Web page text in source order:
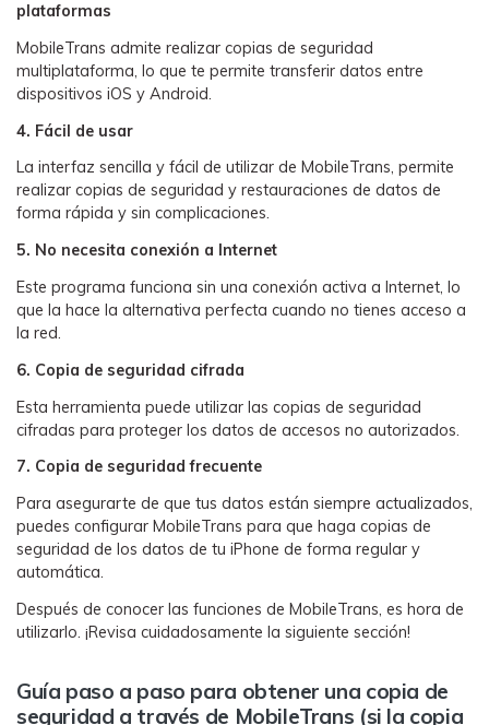
plataformas󠀲󠀡󠀠󠀥󠀩󠀧󠀤󠀢󠀩󠀳
MobileTrans admite realizar copias de seguridad
multiplataforma, lo que te permite transferir datos entre
dispositivos iOS y Android.󠀲󠀡󠀠󠀥󠀩󠀧󠀤󠀣󠀠󠀳
󠀰4. Fácil de usar󠀲󠀡󠀠󠀥󠀩󠀧󠀤󠀣󠀡󠀳
󠀰La interfaz sencilla y fácil de utilizar de MobileTrans, permite
realizar copias de seguridad y restauraciones de datos de
forma rápida y sin complicaciones.󠀲󠀡󠀠󠀥󠀩󠀧󠀤󠀣󠀢󠀳
󠀰5. No necesita conexión a Internet󠀲󠀡󠀠󠀥󠀩󠀧󠀤󠀣󠀣󠀳
Este programa funciona sin una conexión activa a Internet, lo
que la hace la alternativa perfecta cuando no tienes acceso a
la red.󠀲󠀡󠀠󠀥󠀩󠀧󠀤󠀣󠀤󠀳
6. Copia de seguridad cifrada󠀲󠀡󠀠󠀥󠀩󠀧󠀤󠀣󠀥󠀳
Esta herramienta puede utilizar las copias de seguridad
cifradas para proteger los datos de accesos no autorizados.󠀲󠀡󠀠󠀥󠀩󠀧󠀤󠀣󠀦󠀳
󠀰7. Copia de seguridad frecuente
󠀰Para asegurarte de que tus datos están siempre actualizados,
puedes configurar MobileTrans para que haga copias de
seguridad de los datos de tu iPhone de forma regular y
automática.󠀲󠀡󠀠󠀥󠀩󠀧󠀤󠀣󠀨󠀳
󠀰Después de conocer las funciones de MobileTrans, es hora de
utilizarlo.󠀲󠀡󠀠󠀥󠀩󠀧󠀤󠀣󠀩󠀳󠀰 ¡Revisa cuidadosamente la siguiente sección!
Guía paso a paso para obtener una copia de
seguridad a través de MobileTrans (si la copia